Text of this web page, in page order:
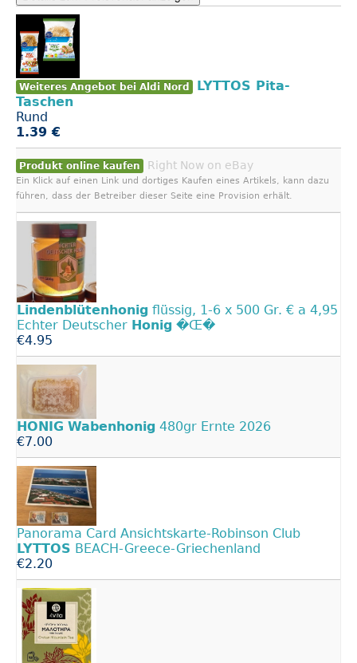
Weiteres Angebot bei Aldi Nord
LYTTOS Pita-
Taschen
Rund
1.39 €
Produkt online kaufen Right Now on eBay
Ein Klick auf einen Link und dortiges Kaufen eines Artikels, kann dazu
führen, dass der Betreiber dieser Seite eine Provision erhält.
Lindenblütenhonig flüssig, 1-6 x 500 Gr. € a 4,95
Echter Deutscher Honig �Œ�
€4.95
HONIG Wabenhonig 480gr Ernte 2026
€7.00
Panorama Card Ansichtskarte-Robinson Club
LYTTOS BEACH-Greece-Griechenland
€2.20